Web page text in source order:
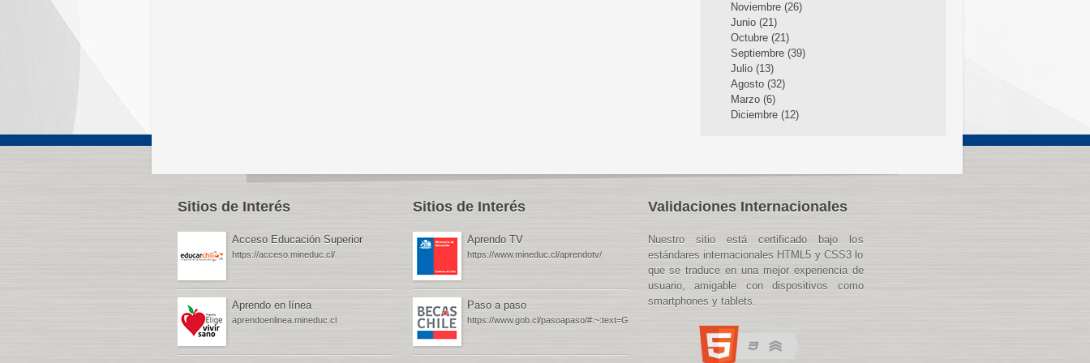
Noviembre (26)
Junio (21)
Octubre (21)
Septiembre (39)
Julio (13)
Agosto (32)
Marzo (6)
Diciembre (12)
Sitios de Interés
Acceso Educación Superior
https://acceso.mineduc.cl/
Aprendo en línea
aprendoenlinea.mineduc.cl
Sitios de Interés
Aprendo TV
https://www.mineduc.cl/aprendotv/
Paso a paso
https://www.gob.cl/pasoapaso/
Validaciones Internacionales
Nuestro sitio está certificado bajo los
estándares internacionales HTML5 y CSS3 lo
que se traduce en una mejor experiencia de
usuario, amigable con dispositivos como
smartphones y tablets.